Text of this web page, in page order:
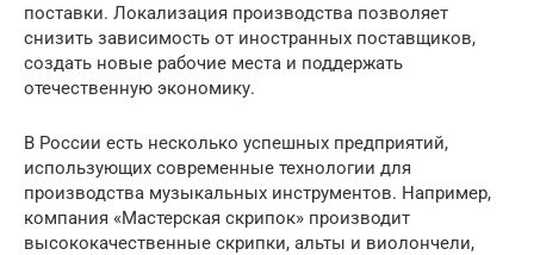
поставки. Локализация производства позволяет
снизить зависимость от иностранных поставщиков,
создать новые рабочие места и поддержать
отечественную экономику.
В России есть несколько успешных предприятий,
использующих современные технологии для
производства музыкальных инструментов. Например,
компания «Мастерская скрипок» производит
высококачественные скрипки, альты и виолончели,